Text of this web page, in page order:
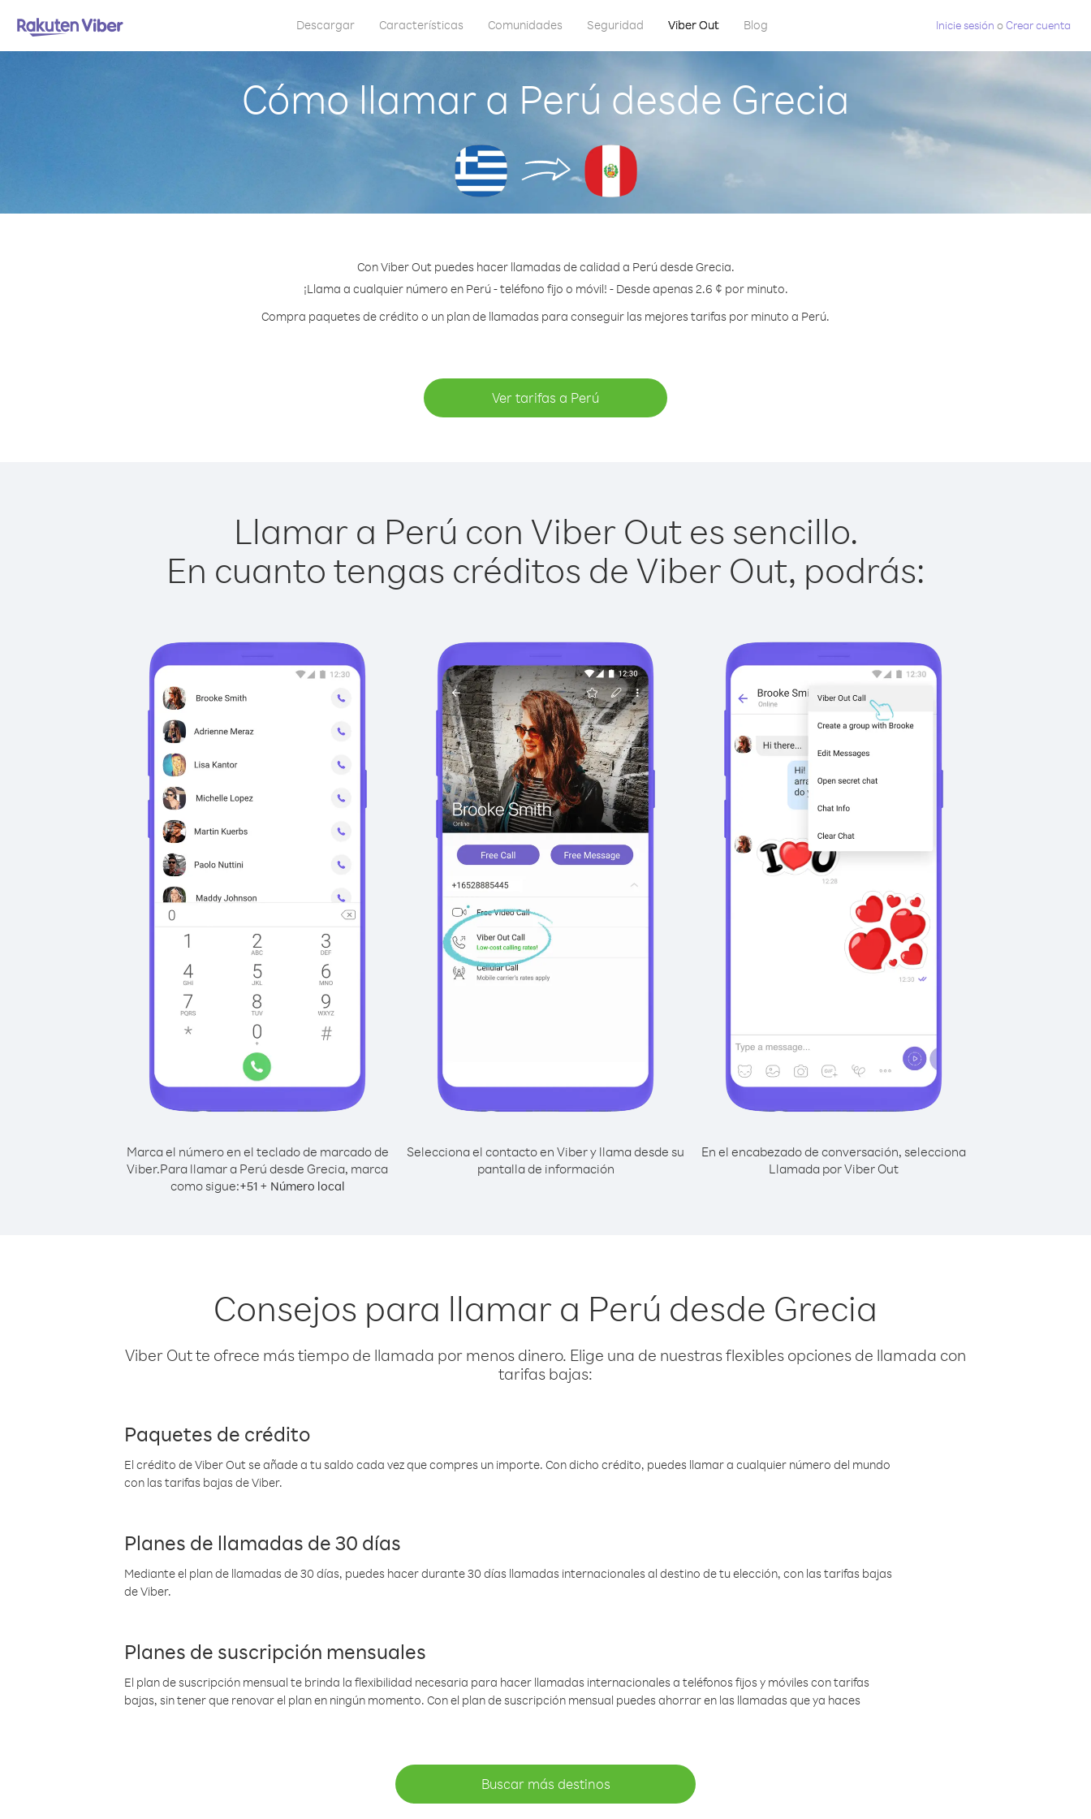
Descargar Características Comunidades Seguridad Viber Out Blog Inicie sesión oCrear cuenta
Cómo llamar a Perú desde Grecia
Con Viber Out puedes hacer llamadas de calidad a Perú desde Grecia.
¡Llama a cualquier número en Perú - teléfono fijo o móvil! - Desde apenas 2.6 ¢ por minuto.
Compra paquetes de crédito o un plan de llamadas para conseguir las mejores tarifas por minuto a Perú.
Ver tarifas a Perú
Llamar a Perú con Viber Out es sencillo.
En cuanto tengas créditos de Viber Out, podrás:
Marca el número en el teclado de marcado de
Viber.Para llamar a Perú desde Grecia, marca
como sigue:+51+ Número local
Selecciona el contacto en Viber y llama desde su
pantalla de información
En el encabezado de conversación, selecciona
Llamada por Viber Out
Consejos para llamar a Perú desde Grecia
Viber Out te ofrece más tiempo de llamada por menos dinero. Elige una de nuestras flexibles opciones de llamada con
tarifas bajas:
Paquetes de crédito
El crédito de Viber Out se añade a tu saldo cada vez que compres un importe. Con dicho crédito, puedes llamar a cualquier número del mundo
con las tarifas bajas de Viber.
Planes de llamadas de 30 días
Mediante el plan de llamadas de 30 días, puedes hacer durante 30 días llamadas internacionales al destino de tu elección, con las tarifas bajas
de Viber.
Planes de suscripción mensuales
El plan de suscripción mensual te brinda la flexibilidad necesaria para hacer llamadas internacionales a teléfonos fijos y móviles con tarifas
bajas, sin tener que renovar el plan en ningún momento. Con el plan de suscripción mensual puedes ahorrar en las llamadas que ya haces
Buscar más destinos